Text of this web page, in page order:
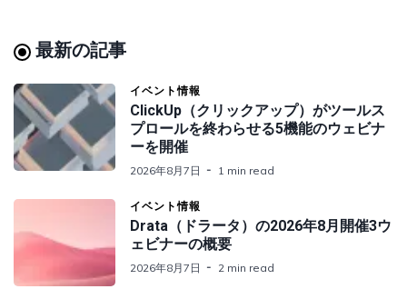
最新の記事
イベント情報
ClickUp（クリックアップ）がツールス
プロールを終わらせる5機能のウェビナ
ーを開催
2026年8月7日 1 min read
イベント情報
Drata（ドラータ）の2026年8月開催3ウ
ェビナーの概要
2026年8月7日 2 min read